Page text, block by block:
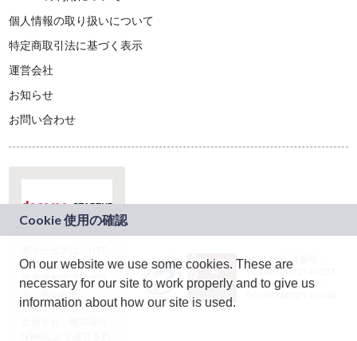
個人情報の取り扱いについて
特定商取引法に基づく表示
運営会社
お知らせ
お問い合わせ
ドコモグループの新
規事業創出プログラ
ム「docomo
STARTUP」を通じて
JASRAC許諾番号：
9024936001Y45037
JASRAC許諾番号：
On our website we use some cookies. These are
necessary for our site to work properly and to give us
information about how our site is used.